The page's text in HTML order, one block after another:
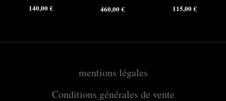
140,00€
460,00€
115,00€
mentions légales
Conditions générales de vente